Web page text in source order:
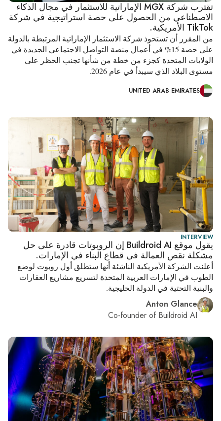
تقترب شركة MGX الإماراتية للاستثمار في مجال الذكاء
الاصطناعي من الحصول على حصة استراتيجية في شركة
TikTok الأمريكية.
من المقرر أن تستحوذ شركة الاستثمار الإماراتية المرتبطة بالدولة
على حصة 15% في أعمال منصة التواصل الاجتماعي الجديدة في
الولايات المتحدة كجزء من خطة من شأنها تجنب الحظر على
مستوى البلاد الذي سيبدأ في عام 2026.
UNITED ARAB EMIRATES
INTERVIEW
يقول موقع Buildroid AI إن الروبوتات قادرة على حل
مشكلة نقص العمالة في قطاع البناء في الإمارات.
أعلنت الشركة الأمريكية الناشئة أنها ستطلق أول روبوت لوضع
الطوب في الإمارات العربية المتحدة لتسريع مشاريع العقارات
والبنية التحتية في الدولة الخليجية.
Anton Glance
Co-founder of Buildroid AI